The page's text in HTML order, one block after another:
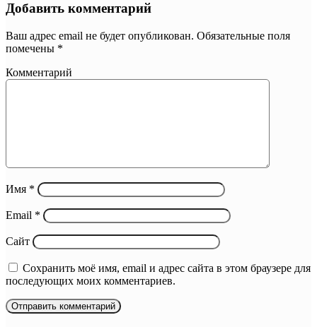
Добавить комментарий
Ваш адрес email не будет опубликован. Обязательные поля
помечены *
Комментарий
Имя *
Email *
Сайт
Сохранить моё имя, email и адрес сайта в этом браузере для
последующих моих комментариев.